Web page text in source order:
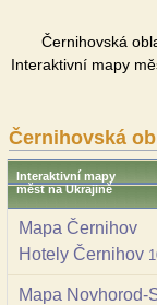
Černihovská
Interaktivní mapy
Černihovská
Interaktivní mapy
měst na Ukrajině
Mapa Černihov
Hotely Černihov
Mapa Novhorod-